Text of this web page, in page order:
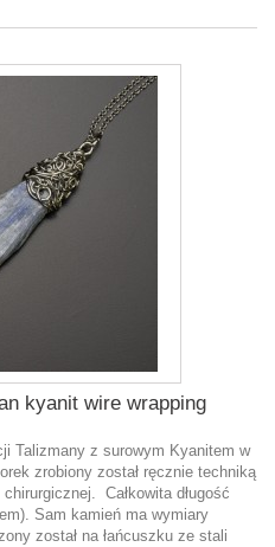
kyanit wire wrapping
Talizmany z surowym Kyanitem w
zrobiony został ręcznie techniką
Całkowita długość
Sam kamień ma wymiary
został na łańcuszku ze stali